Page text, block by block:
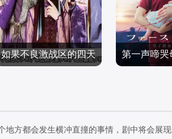
如果不良激战区的四天
子,谷崎早耶,本田珠由記,
落合希来里,尾木波菜,永
2026/日本
第一声啼哭
2026/日本
方都会发生横冲直撞的事情，剧中将会展